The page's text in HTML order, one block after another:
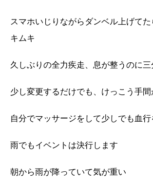
スマホいじりながらダンベル上げて
キムキ
久しぶりの全力疾走、息が整うのに三
少し変更するだけでも、けっこう手間
自分でマッサージをして少しでも血行
雨でもイベントは決行します
朝から雨が降っていて気が重い